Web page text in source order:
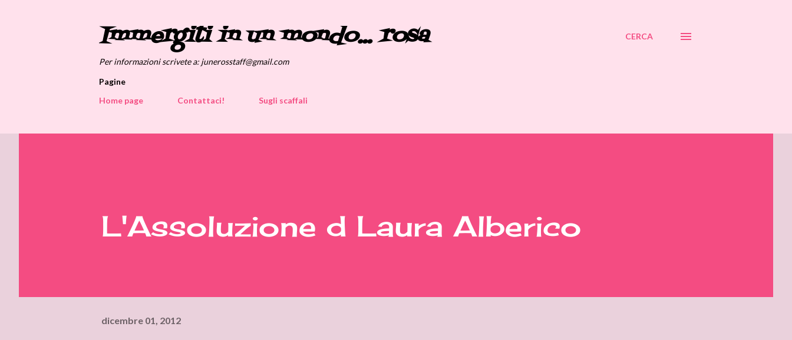
Immergiti in un mondo... rosa
Per informazioni scrivete a: junerosstaff@gmail.com
CERCA
Pagine
Home page
Contattaci! Sugli scaffali
L'Assoluzione d Laura Alberico
dicembre 01, 2012